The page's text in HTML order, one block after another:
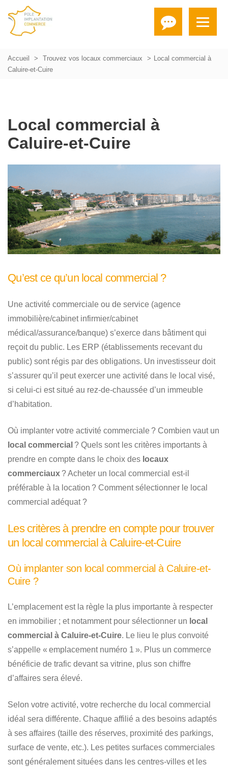
Accueil Trouvez vos locaux commerciaux
Local commercial à
Caluire-et-Cuire
Local commercial à
Caluire-et-Cuire
Qu’est ce qu’un local commercial ?
Une activité commerciale ou de service (agence
immobilière/cabinet infirmier/cabinet
médical/assurance/banque) s’exerce dans bâtiment qui
reçoit du public. Les ERP (établissements recevant du
public) sont régis par des obligations. Un investisseur doit
s’assurer qu’il peut exercer une activité dans le local visé,
si celui-ci est situé au rez-de-chaussée d’un immeuble
d’habitation.
Où implanter votre activité commerciale ? Combien vaut un
local commercial ? Quels sont les critères importants à
prendre en compte dans le choix des locaux
commerciaux ? Acheter un local commercial est-il
préférable à la location ? Comment sélectionner le local
commercial adéquat ?
Les critères à prendre en compte pour trouver
un local commercial à Caluire-et-Cuire
Où implanter son local commercial à Caluire-et-
Cuire ?
L’emplacement est la règle la plus importante à respecter
en immobilier ; et notamment pour sélectionner un local
commercial à Caluire-et-Cuire. Le lieu le plus convoité
s’appelle « emplacement numéro 1 ». Plus un commerce
bénéficie de trafic devant sa vitrine, plus son chiffre
d’affaires sera élevé.
Selon votre activité, votre recherche du local commercial
idéal sera différente. Chaque affilié a des besoins adaptés
à ses affaires (taille des réserves, proximité des parkings,
surface de vente, etc.). Les petites surfaces commerciales
sont généralement situées dans les centres-villes et les